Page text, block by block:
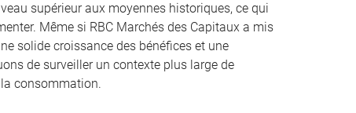
supérieur aux moyennes historiques, ce qui
Même si RBC Marchés des Capitaux a mis
solide croissance des bénéfices et une
de surveiller un contexte plus large de
consommation.